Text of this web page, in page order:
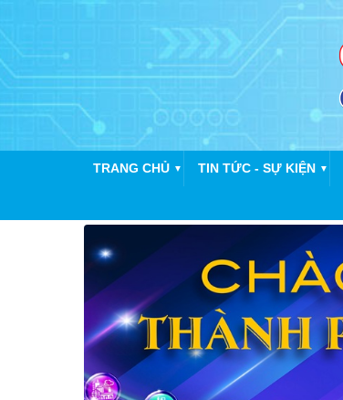
TRANG CHỦ ▼ TIN TỨC - SỰ KIỆN ▼